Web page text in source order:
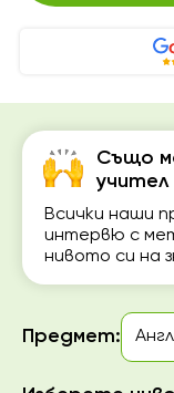
Също
Всички наши
интервю с
нивото си на
Предмет: